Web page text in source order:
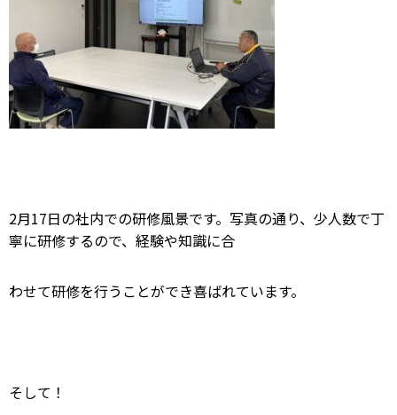
2月17日の社内での研修風景です。写真の通り、少人数で丁
寧に研修するので、経験や知識に合
わせて研修を行うことができ喜ばれています。
そして！